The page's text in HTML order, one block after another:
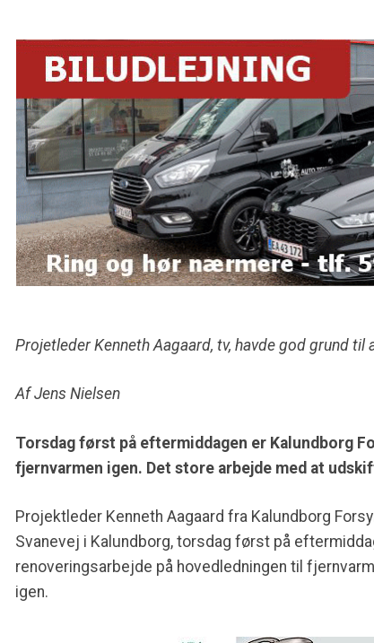
Projetleder Kenneth Aagaard, tv, havde god grund
Af Jens Nielsen
Torsdag først på eftermiddagen er Kalundborg
fjernvarmen igen. Det store arbejde med at
Projektleder Kenneth Aagaard fra Kalundborg
Svanevej i Kalundborg, torsdag først på
renoveringsarbejde på hovedledningen til
igen.